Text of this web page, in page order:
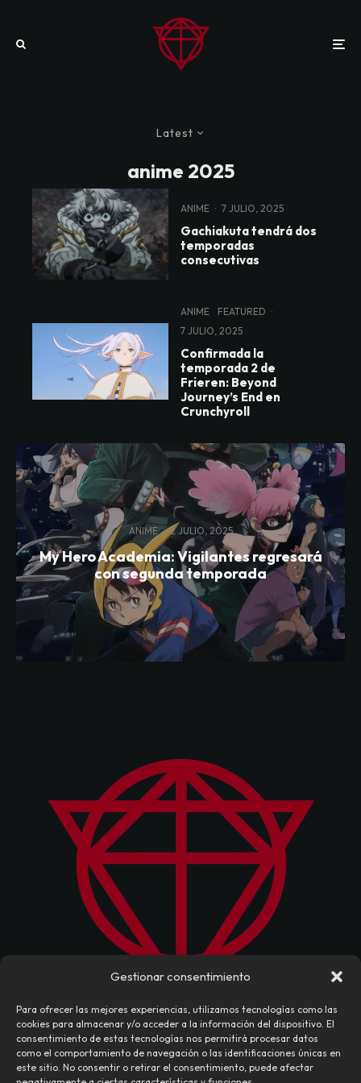
Gestionar consentimiento
Para ofrecer las mejores experiencias, utilizamos tecnologías como las
cookies para almacenar y/o acceder a la información del dispositivo. El
consentimiento de estas tecnologías nos permitirá procesar datos
como el comportamiento de navegación o las identificaciones únicas en
este sitio. No consentir o retirar el consentimiento, puede afectar
Latest
anime 2025
ANIME · 7 JULIO, 2025
Gachiakuta tendrá dos
temporadas
consecutivas
ANIME FEATURED ·
7 JULIO, 2025
Confirmada la
temporada 2 de
Frieren: Beyond
Journey’s End en
Crunchyroll
ANIME · 2 JULIO, 2025
My Hero Academia: Vigilantes regresará
con segunda temporada